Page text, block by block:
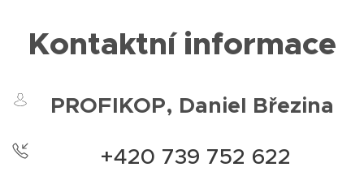
Kontaktní informace
PROFIKOP, Daniel Březina
+420 739 752 622